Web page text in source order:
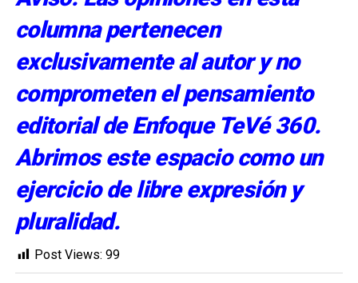
columna pertenecen
exclusivamente al autor y no
comprometen el pensamiento
editorial de Enfoque TeVé 360.
Abrimos este espacio como un
ejercicio de libre expresión y
pluralidad.
Post Views: 99